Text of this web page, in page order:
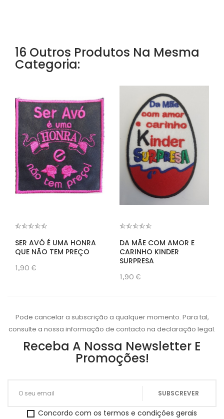
16 Outros Produtos Na Mesma
Categoria:
SER AVÓ É UMA HONRA
QUE NÃO TEM PREÇO
1,90 €
DA MÃE COM AMOR E
CARINHO KINDER
SURPRESA
1,90 €
Pode cancelar a subscrição a qualquer momento. Para tal,
consulte a nossa informação de contacto na declaração legal.
Receba A Nossa Newsletter E
Promoções!
Concordo com os termos e condições gerais